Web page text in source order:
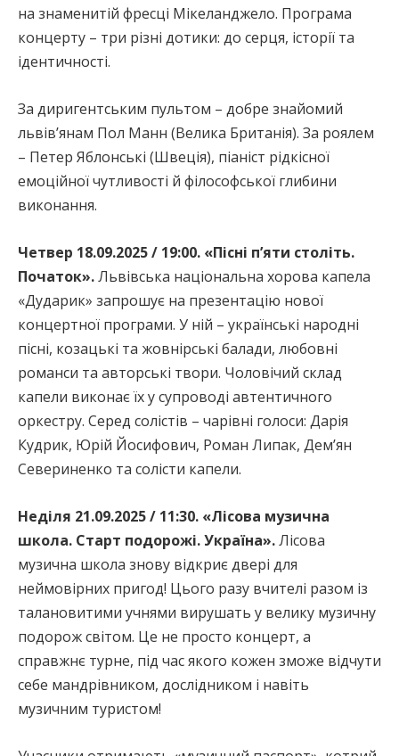
на знаменитій фресці Мікеланджело. Програма
концерту – три різні дотики: до серця, історії та
ідентичності.
За диригентським пультом – добре знайомий
львівʼянам Пол Манн (Велика Британія). За роялем
– Петер Яблонські (Швеція), піаніст рідкісної
емоційної чутливості й філософської глибини
виконання.
Четвер 18.09.2025 / 19:00. «Пісні п’яти століть.
Початок».Львівська національна хорова капела
«Дударик» запрошує на презентацію нової
концертної програми. У ній – українські народні
пісні, козацькі та жовнірські балади, любовні
романси та авторські твори. Чоловічий склад
капели виконає їх у супроводі автентичного
оркестру. Серед солістів – чарівні голоси: Дарія
Кудрик, Юрій Йосифович, Роман Липак, Дем’ян
Севериненко та солісти капели.
Неділя 21.09.2025 / 11:30. «Лісова музична
школа. Старт подорожі. Україна».Лісова
музична школа знову відкриє двері для
неймовірних пригод! Цього разу вчителі разом із
талановитими учнями вирушать у велику музичну
подорож світом. Це не просто концерт, а
справжнє турне, під час якого кожен зможе відчути
себе мандрівником, дослідником і навіть
музичним туристом!